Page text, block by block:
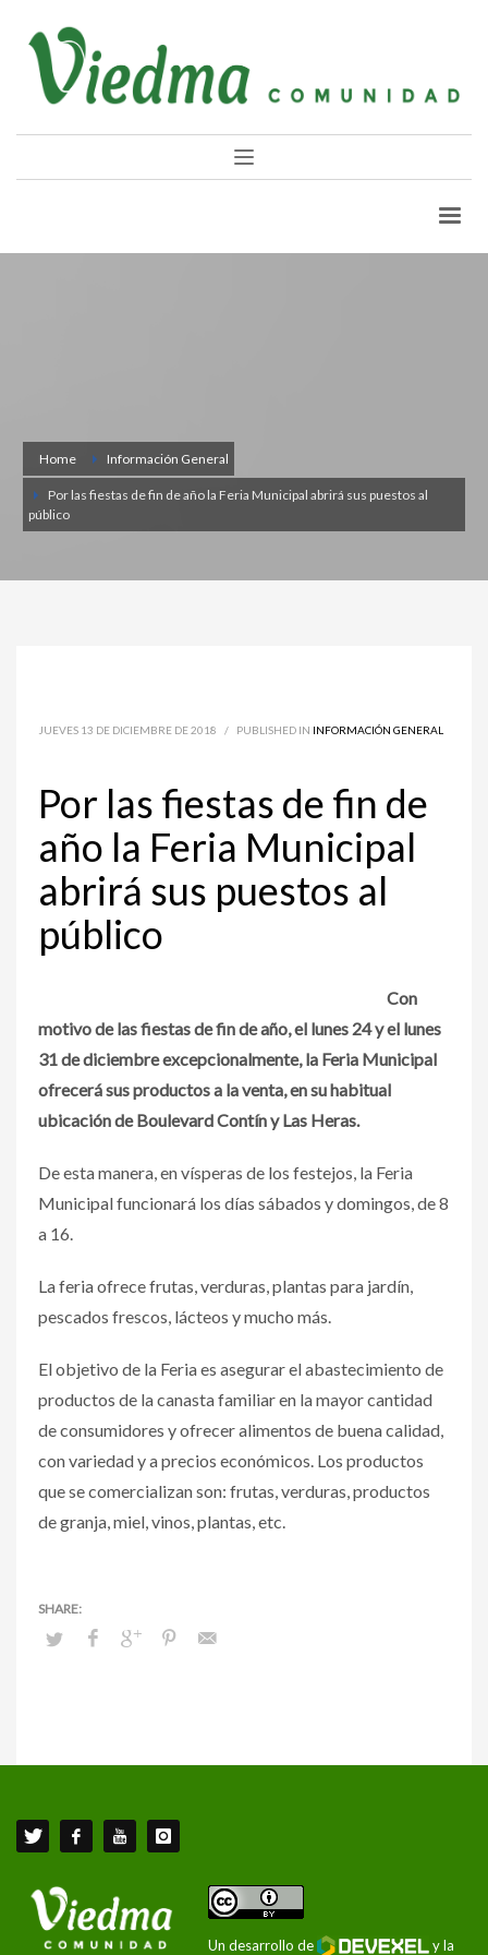
Home Información General
Por las fiestas de fin de año la Feria Municipal abrirá sus puestos al
público
JUEVES 13 DE DICIEMBRE DE 2018 / PUBLISHED IN INFORMACIÓN GENERAL
Por las fiestas de fin de
año la Feria Municipal
abrirá sus puestos al
público
Con
motivo de las fiestas de fin de año, el lunes 24 y el lunes
31 de diciembre excepcionalmente, la Feria Municipal
ofrecerá sus productos a la venta, en su habitual
ubicación de Boulevard Contín y Las Heras.
De esta manera, en vísperas de los festejos, la Feria
Municipal funcionará los días sábados y domingos, de 8
a 16.
La feria ofrece frutas, verduras, plantas para jardín,
pescados frescos, lácteos y mucho más.
El objetivo de la Feria es asegurar el abastecimiento de
productos de la canasta familiar en la mayor cantidad
de consumidores y ofrecer alimentos de buena calidad,
con variedad y a precios económicos. Los productos
que se comercializan son: frutas, verduras, productos
de granja, miel, vinos, plantas, etc.
Un desarrollo de y la